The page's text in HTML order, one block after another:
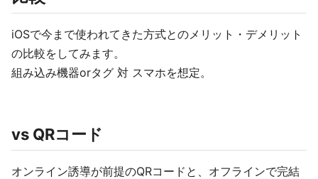
iOSで今まで使われてきた方式とのメリット・デメリット
の比較をしてみます。
組み込み機器orタグ 対 スマホを想定。
vs QRコード
オンライン誘導が前提のQRコードと、オフラインで完結